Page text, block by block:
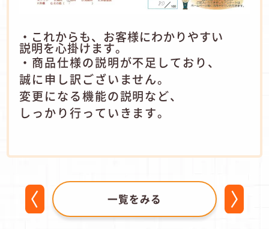
・これからも、お客様にわかりやすい
説明を心掛けます。
・商品仕様の説明が不足しており、
誠に申し訳ございません。
変更になる機能の説明など、
しっかり行っていきます。
一覧をみる